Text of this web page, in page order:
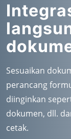
Sesuaikan
perancang
diinginkan
dokumen, dll.
cetak.